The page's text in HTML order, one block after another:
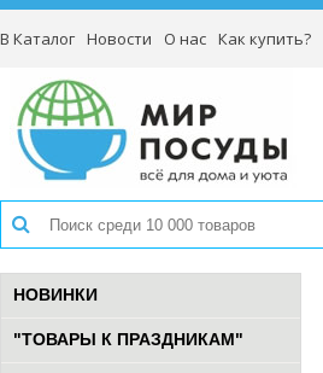
В Каталог Новости О нас Как купить?
НОВИНКИ
"ТОВАРЫ К ПРАЗДНИКАМ"